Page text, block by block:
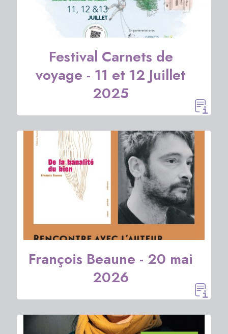
Festival Carnets de
voyage - 11 et 12 Juillet
2025
François Beaune - 20 mai
2026